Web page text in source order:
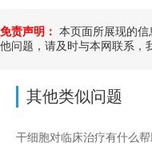
免责声明： 本页面所展现的
他问题，请及时与本网联系，
其他类似问题
干细胞对临床治疗有什么